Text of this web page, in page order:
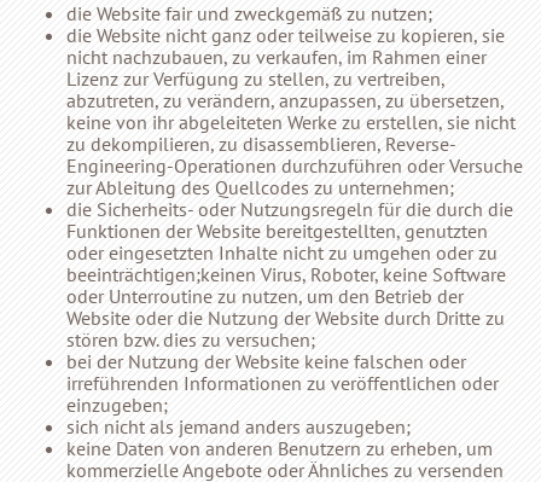
die Website fair und zweckgemäß zu nutzen;
die Website nicht ganz oder teilweise zu kopieren, sie
nicht nachzubauen, zu verkaufen, im Rahmen einer
Lizenz zur Verfügung zu stellen, zu vertreiben,
abzutreten, zu verändern, anzupassen, zu übersetzen,
keine von ihr abgeleiteten Werke zu erstellen, sie nicht
zu dekompilieren, zu disassemblieren, Reverse-
Engineering-Operationen durchzuführen oder Versuche
zur Ableitung des Quellcodes zu unternehmen;
die Sicherheits- oder Nutzungsregeln für die durch die
Funktionen der Website bereitgestellten, genutzten
oder eingesetzten Inhalte nicht zu umgehen oder zu
beeinträchtigen;keinen Virus, Roboter, keine Software
oder Unterroutine zu nutzen, um den Betrieb der
Website oder die Nutzung der Website durch Dritte zu
stören bzw. dies zu versuchen;
bei der Nutzung der Website keine falschen oder
irreführenden Informationen zu veröffentlichen oder
einzugeben;
sich nicht als jemand anders auszugeben;
keine Daten von anderen Benutzern zu erheben, um
kommerzielle Angebote oder Ähnliches zu versenden